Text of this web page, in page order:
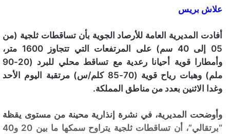
علاش بريس
أفادت المديرية العامة للأرصاد الجوية بأن تساقطات ثلجية (من
05 إلى 40 سم) على المرتفعات التي تتجاوز 1600 متر،
وأمطارا قوية أحيانا رعدية مع تساقط محلي للبرد (20-90
ملم) وهبات رياح قوية (70-85 كلم/س) مرتقبة اليوم الأحد
وغدا الاثنين بعدد من مناطق المملكة.
وأوضحت المديرية، في نشرة إنذارية محينة من مستوى يقظة
“برتقالي”، أن تساقطات ثلجية يتراوح سمكها ما بين 20 و40